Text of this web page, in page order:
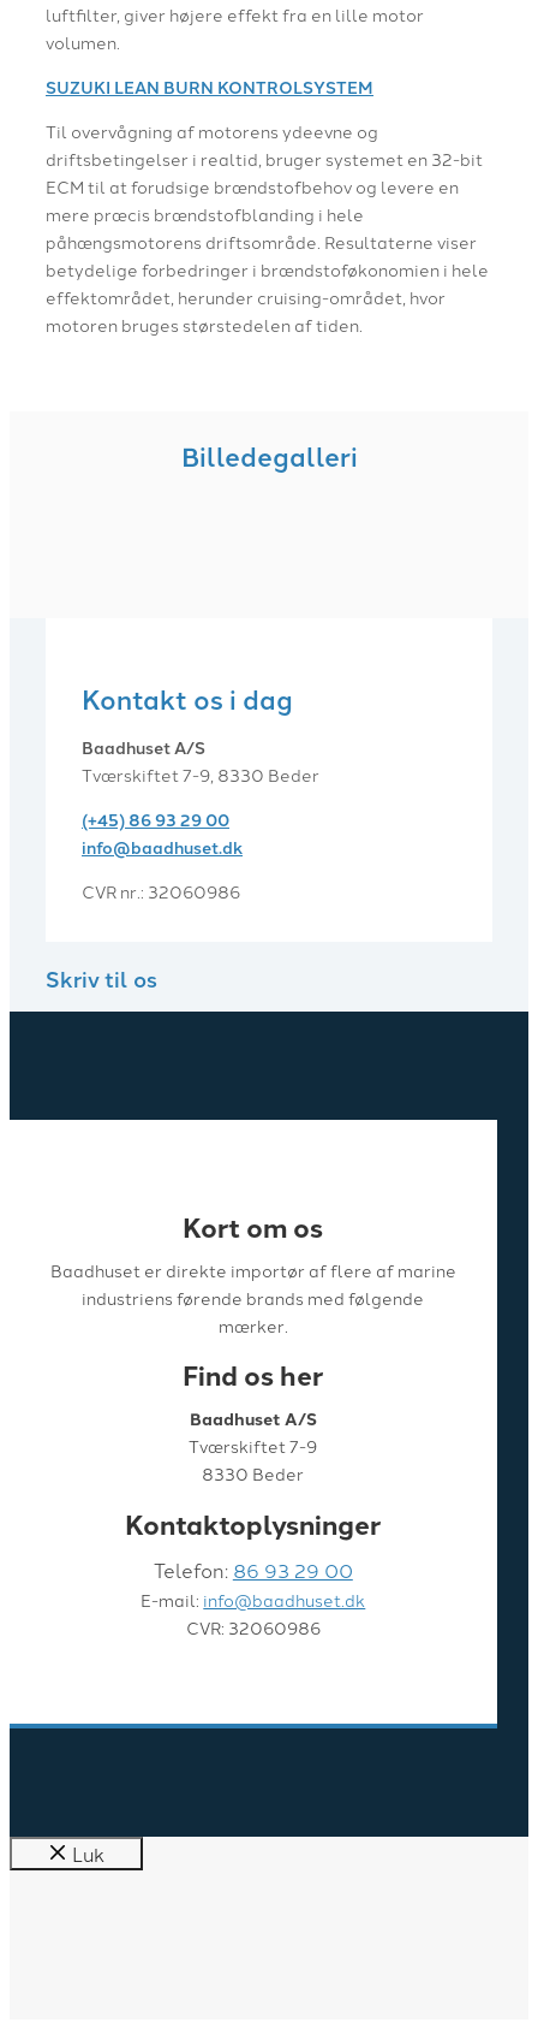
luftfilter, giver højere effekt fra en lille motor
volumen.
SUZUKI LEAN BURN KONTROLSYSTEM
Til overvågning af motorens ydeevne og
driftsbetingelser i realtid, bruger systemet en 32-bit
ECM til at forudsige brændstofbehov og levere en
mere præcis brændstofblanding i hele
påhængsmotorens driftsområde. Resultaterne viser
betydelige forbedringer i brændstoføkonomien i hele
effektområdet, herunder cruising-området, hvor
motoren bruges størstedelen af tiden.
Billedegalleri
Kontakt os i dag
Baadhuset A/S
Tværskiftet 7-9, 8330 Beder
(+45) 86 93 29 00
info@baadhuset.dk​
CVR nr.: 32060986
Skriv til os
Kort om os
Baadhuset er direkte importør af flere af marine
industriens førende brands med følgende
mærker.
Find os her
Baadhuset A/S
Tværskiftet 7-9
8330 Beder
Kontaktoplysninger
Telefon: 86 93 29 00
E-mail: info@baadhuset.dk
CVR: 32060986
Luk